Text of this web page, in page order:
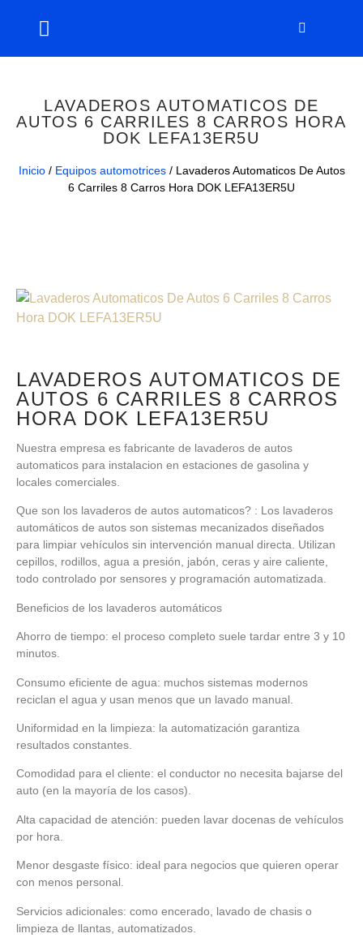
LAVADEROS AUTOMATICOS DE
AUTOS 6 CARRILES 8 CARROS HORA
DOK LEFA13ER5U
Inicio/ Equipos automotrices/ Lavaderos Automaticos De Autos
6 Carriles 8 Carros Hora DOK LEFA13ER5U
LAVADEROS AUTOMATICOS DE
AUTOS 6 CARRILES 8 CARROS
HORA DOK LEFA13ER5U
Nuestra empresa es fabricante de lavaderos de autos
automaticos para instalacion en estaciones de gasolina y
locales comerciales.
Que son los lavaderos de autos automaticos? : Los lavaderos
automáticos de autos son sistemas mecanizados diseñados
para limpiar vehículos sin intervención manual directa. Utilizan
cepillos, rodillos, agua a presión, jabón, ceras y aire caliente,
todo controlado por sensores y programación automatizada.
Beneficios de los lavaderos automáticos
Ahorro de tiempo: el proceso completo suele tardar entre 3 y 10
minutos.
Consumo eficiente de agua: muchos sistemas modernos
reciclan el agua y usan menos que un lavado manual.
Uniformidad en la limpieza: la automatización garantiza
resultados constantes.
Comodidad para el cliente: el conductor no necesita bajarse del
auto (en la mayoría de los casos).
Alta capacidad de atención: pueden lavar docenas de vehículos
por hora.
Menor desgaste físico: ideal para negocios que quieren operar
con menos personal.
Servicios adicionales: como encerado, lavado de chasis o
limpieza de llantas, automatizados.